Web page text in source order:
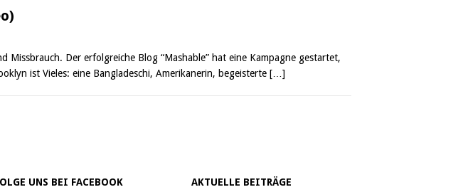
Der erfolgreiche Blog “Mashable” hat eine Kampagne gestartet,
ist Vieles: eine Bangladeschi, Amerikanerin, begeisterte […]
UNS BEI FACEBOOK AKTUELLE BEITRÄGE